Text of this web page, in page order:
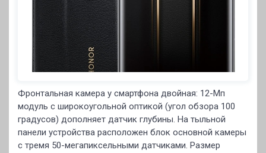
Фронтальная камера у смартфона двойная: 12-Мп
модуль с широкоугольной оптикой (угол обзора 100
градусов) дополняет датчик глубины. На тыльной
панели устройства расположен блок основной камеры
с тремя 50-мегапиксельными датчиками. Размер